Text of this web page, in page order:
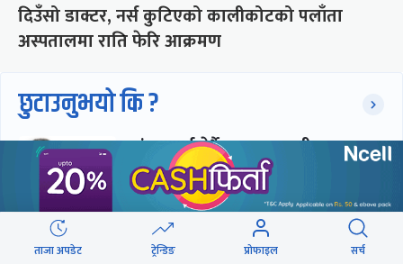
दिउँसो डाक्टर, नर्स कुटिएको कालीकोटको पलाँता
अस्पतालमा राति फेरि आक्रमण
छुटाउनुभयो कि ?
संसद्लाई टेर्दैनन् प्रधानमन्त्री, लाचार
छन् सभामुख
‘अस्थायी प्रकृतिको अध्यादेशले ऐनको
ताजा अपडेट ट्रेन्डिङ प्रोफाइल सर्च